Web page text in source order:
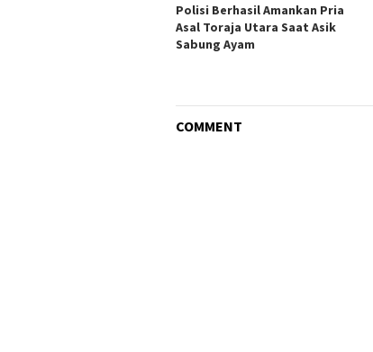
Polisi Berhasil Amankan Pria
Asal Toraja Utara Saat Asik
Sabung Ayam
COMMENT